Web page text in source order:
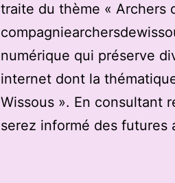
traite du thème « Archers
numérique qui préserve
internet dont la
Wissous ». En consultant
serez informé des futures